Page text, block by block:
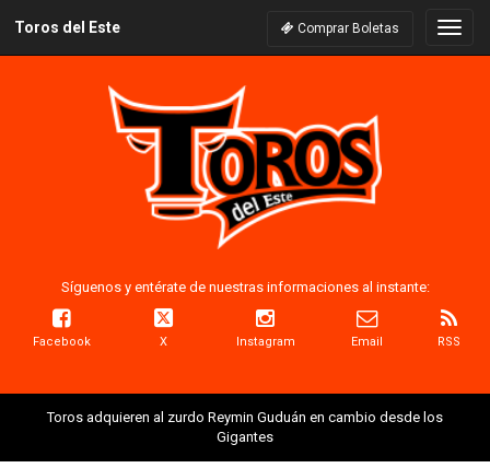
Toros del Este Comprar Boletas
Síguenos y entérate de nuestras informaciones al instante:
Facebook X Instagram Email RSS
Toros adquieren al zurdo Reymin Guduán en cambio desde los
Gigantes